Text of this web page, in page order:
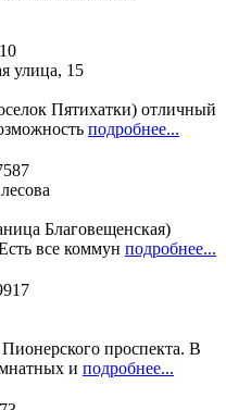
улица, 15
Пятихатки) отличный
подробнее...
Благовещенская)
все коммун подробнее...
проспекта. В
и подробнее...